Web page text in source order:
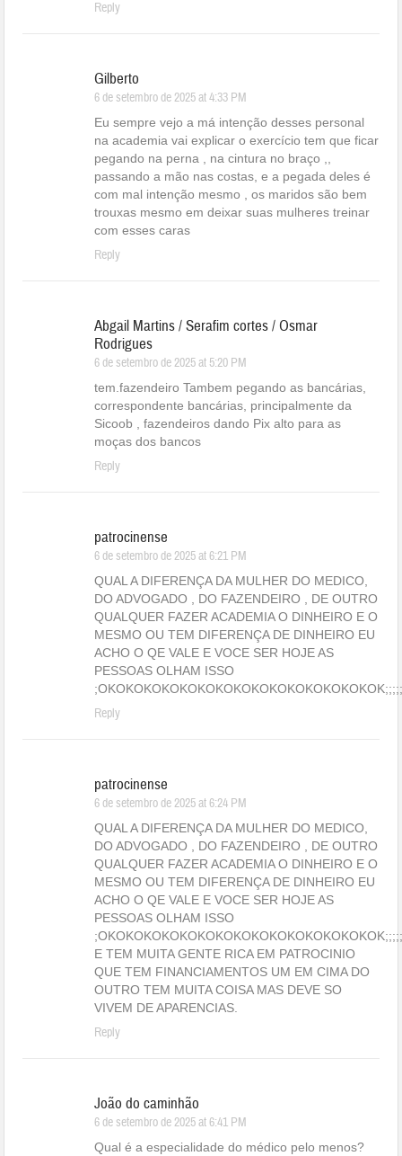
Reply
Gilberto
6 de setembro de 2025 at 4:33 PM
Eu sempre vejo a má intenção desses personal
na academia vai explicar o exercício tem que ficar
pegando na perna , na cintura no braço ,,
passando a mão nas costas, e a pegada deles é
com mal intenção mesmo , os maridos são bem
trouxas mesmo em deixar suas mulheres treinar
com esses caras
Reply
Abgail Martins / Serafim cortes / Osmar
Rodrigues
6 de setembro de 2025 at 5:20 PM
tem.fazendeiro Tambem pegando as bancárias,
correspondente bancárias, principalmente da
Sicoob , fazendeiros dando Pix alto para as
moças dos bancos
Reply
patrocinense
6 de setembro de 2025 at 6:21 PM
QUAL A DIFERENÇA DA MULHER DO MEDICO,
DO ADVOGADO , DO FAZENDEIRO , DE OUTRO
QUALQUER FAZER ACADEMIA O DINHEIRO E O
MESMO OU TEM DIFERENÇA DE DINHEIRO EU
ACHO O QE VALE E VOCE SER HOJE AS
PESSOAS OLHAM ISSO
Reply
patrocinense
6 de setembro de 2025 at 6:24 PM
QUAL A DIFERENÇA DA MULHER DO MEDICO,
DO ADVOGADO , DO FAZENDEIRO , DE OUTRO
QUALQUER FAZER ACADEMIA O DINHEIRO E O
MESMO OU TEM DIFERENÇA DE DINHEIRO EU
ACHO O QE VALE E VOCE SER HOJE AS
PESSOAS OLHAM ISSO
E TEM MUITA GENTE RICA EM PATROCINIO
QUE TEM FINANCIAMENTOS UM EM CIMA DO
OUTRO TEM MUITA COISA MAS DEVE SO
VIVEM DE APARENCIAS.
Reply
João do caminhão
6 de setembro de 2025 at 6:41 PM
Qual é a especialidade do médico pelo menos?